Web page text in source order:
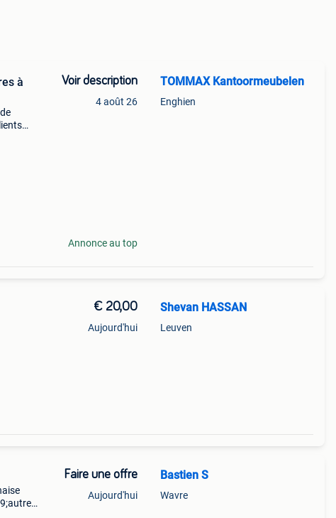
à
Voir description
4 août 26
Annonce au top
TOMMAX Kantoormeubelen
Enghien
€ 20,00
Aujourd'hui
Shevan HASSAN
Leuven
Faire une offre
Aujourd'hui
Bastien S
Wavre